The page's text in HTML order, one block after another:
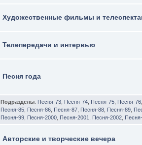
Художественные фильмы и
Телепередачи и интервью
Песня года
Подразделы: Песня-73 Песня-74 Песня-75 Песня-76
Песня-85 Песня-86 Песня-87 Песня-88 Песня-89
Песня-99 Песня-2000 Песня-2001 Песня-2002
Авторские и творческие вечера